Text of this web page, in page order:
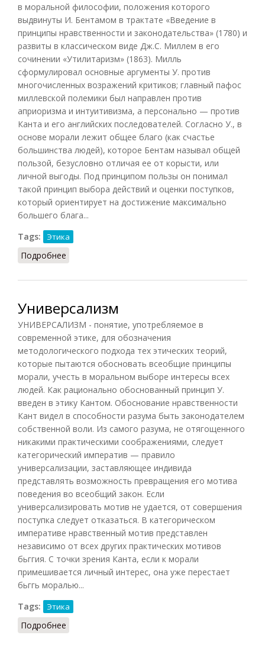
в моральной философии, положения которого
выдвинуты И. Бентамом в трактате «Введение в
принципы нравственности и законодательства» (1780) и
развиты в классическом виде Дж.С. Миллем в его
сочинении «Утилитаризм» (1863). Милль
сформулировал основные аргументы У. против
многочисленных возражений критиков; главный пафос
миллевской полемики был направлен против
априоризма и интуитивизма, а персонально — против
Канта и его английских последователей. Согласно У., в
основе морали лежит общее благо (как счастье
большинства людей), которое Бентам называл общей
пользой, безусловно отличая ее от корысти, или
личной выгоды. Под принципом пользы он понимал
такой принцип выбора действий и оценки поступков,
который ориентирует на достижение максимально
большего блага...
Tags:
Этика
Подробнее
Универсализм
УНИВЕРСАЛИЗМ - понятие, употребляемое в
современной этике, для обозначения
методологического подхода тех этических теорий,
которые пытаются обосновать всеобщие принципы
морали, учесть в моральном выборе интересы всех
людей. Как рационально обоснованный принцип У.
введен в этику Кантом. Обоснование нравственности
Кант видел в способности разума быть законодателем
собственной воли. Из самого разума, не отягощенного
никакими практическими соображениями, следует
категорический императив — правило
универсализации, заставляющее индивида
представлять возможность превращения его мотива
поведения во всеобщий закон. Если
универсализировать мотив не удается, от совершения
поступка следует отказаться. В категорическом
императиве нравственный мотив представлен
независимо от всех других практических мотивов
бьггия. С точки зрения Канта, если к морали
примешивается личный интерес, она уже перестает
бьггь моралью...
Tags:
Этика
Подробнее